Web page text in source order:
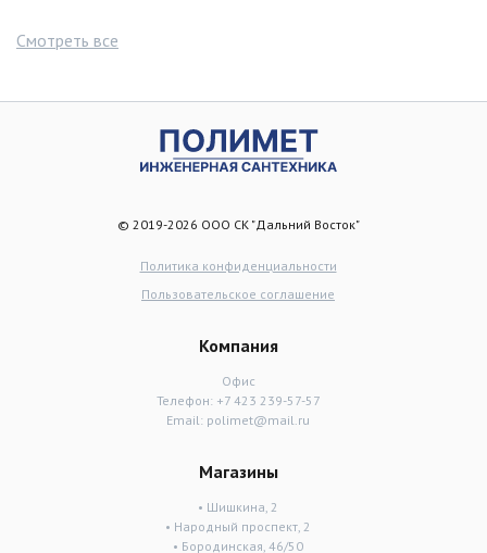
Смотреть все
© 2019-2026 ООО СК "Дальний Восток"
Политика конфиденциальности
Пользовательское соглашение
Компания
Офис
Телефон: +7 423 239-57-57
Email: polimet@mail.ru
Магазины
• Шишкина, 2
• Народный проспект, 2
• Бородинская, 46/50